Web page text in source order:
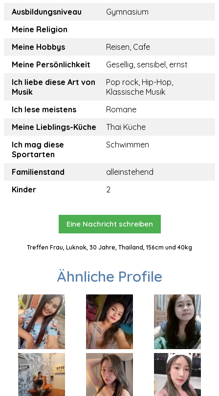
Ausbildungsniveau
Gymnasium
Meine Religion
Meine Hobbys
Reisen, Cafe
Meine Persönlichkeit
Gesellig, sensibel, ernst
Ich liebe diese Art von
Musik
Pop rock, Hip-Hop,
Klassische Musik
Ich lese meistens
Romane
Meine Lieblings-Küche
Thai Küche
Ich mag diese
Sportarten
Schwimmen
Familienstand
alleinstehend
Kinder
2
Eine Nachricht schreiben
Treffen Frau, Luknok, 30 Jahre, Thailand, 156cm und 40kg
Ähnliche Profile